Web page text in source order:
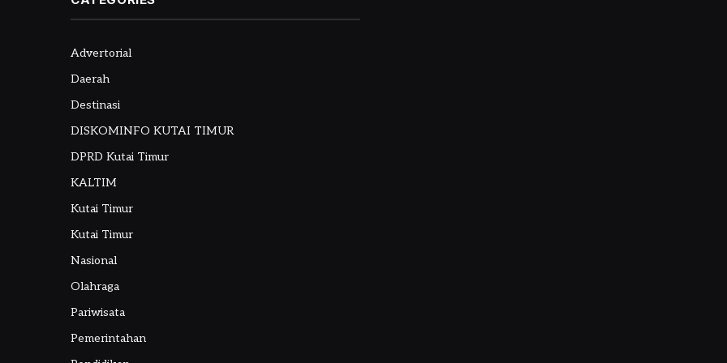
Advertorial
Daerah
Destinasi
DISKOMINFO KUTAI TIMUR
DPRD Kutai Timur
KALTIM
Kutai Timur
Kutai Timur
Nasional
Olahraga
Pariwisata
Pemerintahan